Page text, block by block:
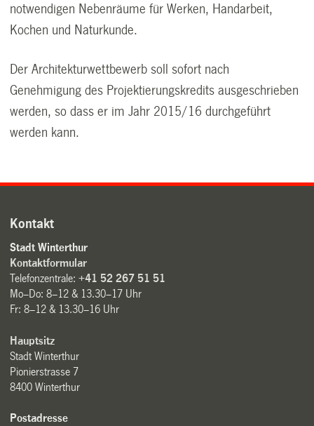
notwendigen Nebenräume für Werken, Handarbeit,
Kochen und Naturkunde.
Der Architekturwettbewerb soll sofort nach
Genehmigung des Projektierungskredits ausgeschrieben
werden, so dass er im Jahr 2015/16 durchgeführt
werden kann.
Kontakt
Stadt Winterthur
Kontaktformular
Telefonzentrale:+41 52 267 51 51
Mo–Do: 8–12 & 13.30–17 Uhr
Fr: 8–12 & 13.30–16 Uhr
Hauptsitz
Stadt Winterthur
Pionierstrasse 7
8400 Winterthur
Postadresse